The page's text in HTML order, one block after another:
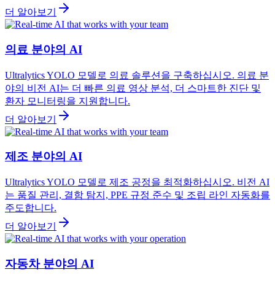
더 알아보기
의료 분야의 AI
Ultralytics YOLO 모델로 의료 솔루션을 구축하십시오. 의료 분
야의 비전 AI는 더 빠른 의료 영상 분석, 더 스마트한 진단 및
환자 모니터링을 지원합니다.
더 알아보기
제조 분야의 AI
Ultralytics YOLO 모델로 제조 공정을 최적화하십시오. 비전 AI
는 품질 관리, 결함 탐지, PPE 규정 준수 및 조립 라인 자동화를
주도합니다.
더 알아보기
자동차 분야의 AI